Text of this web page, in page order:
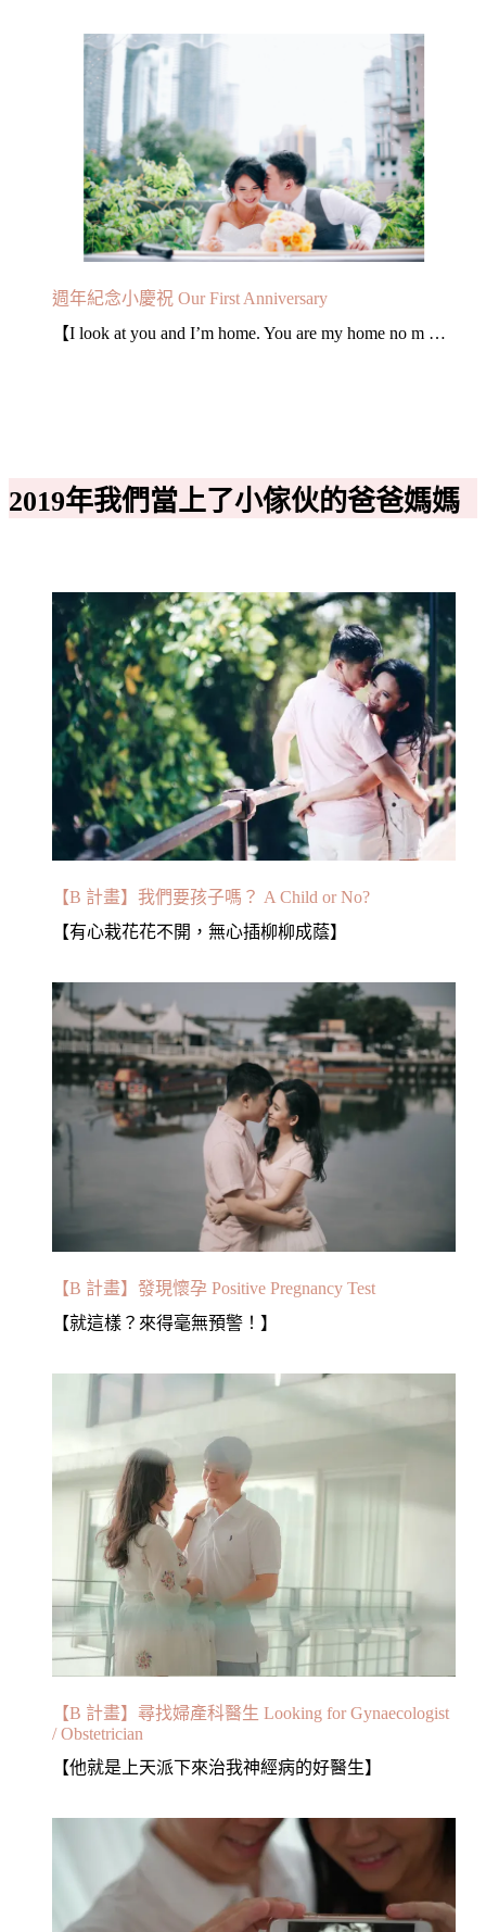
週年紀念小慶祝 Our First Anniversary
【I look at you and I’m home. You are my home no m …
2019年我們當上了小傢伙的爸爸媽媽
【B 計畫】我們要孩子嗎？ A Child or No?
【有心栽花花不開，無心插柳柳成蔭】
【B 計畫】發現懷孕 Positive Pregnancy Test
【就這樣？來得毫無預警！】
【B 計畫】尋找婦產科醫生 Looking for Gynaecologist
/ Obstetrician
【他就是上天派下來治我神經病的好醫生】